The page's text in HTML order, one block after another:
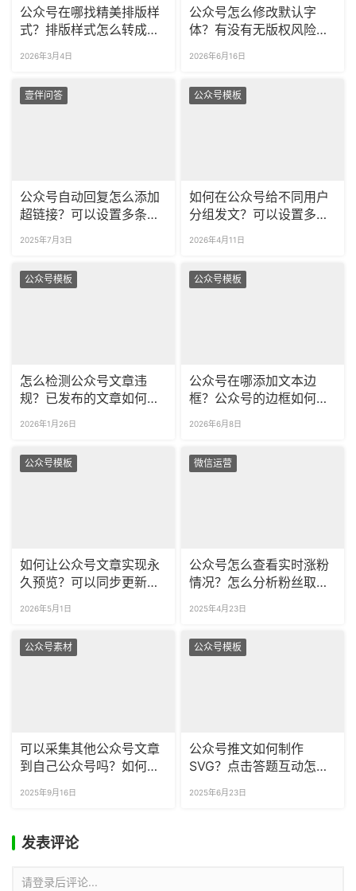
公众号在哪找精美排版样
式？排版样式怎么转成图
2026年3月4日
公众号怎么修改默认字
体？有没有无版权风险的
2026年6月16日
壹伴问答
公众号自动回复怎么添加
超链接？可以设置多条关
2025年7月3日
公众号模板
如何在公众号给不同用户
分组发文？可以设置多久
2026年4月11日
公众号模板
怎么检测公众号文章违
规？已发布的文章如何检
2026年1月26日
公众号模板
公众号在哪添加文本边
框？公众号的边框如何修
2026年6月8日
公众号模板
如何让公众号文章实现永
久预览？可以同步更新预
2026年5月1日
微信运营
公众号怎么查看实时涨粉
情况？怎么分析粉丝取关
2025年4月23日
公众号素材
可以采集其他公众号文章
到自己公众号吗？如何一
2025年9月16日
公众号模板
公众号推文如何制作
SVG？点击答题互动怎么
2025年6月23日
发表评论
请登录后评论...